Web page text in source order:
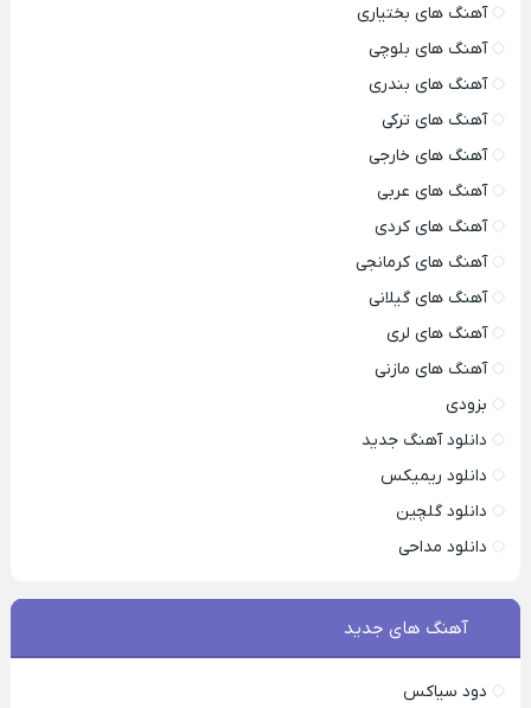
آهنگ های بختیاری
آهنگ های بلوچی
آهنگ های بندری
آهنگ های ترکی
آهنگ های خارجی
آهنگ های عربی
آهنگ های کردی
آهنگ های کرمانجی
آهنگ های گیلانی
آهنگ های لری
آهنگ های مازنی
بزودی
دانلود آهنگ جدید
دانلود ریمیکس
دانلود گلچین
دانلود مداحی
آهنگ های جدید
دود سیاکس